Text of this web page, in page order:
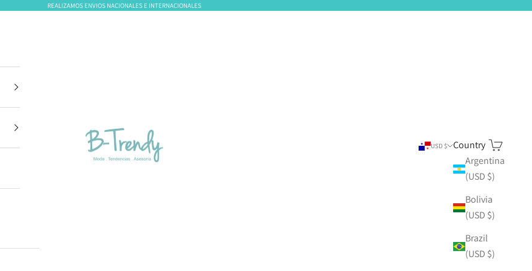
REALIZAMOS ENVIOS NACIONALES E INTERNACIONALES
B-Trendy Panamá
USD $
Country
Argentina
(USD $)
Bolivia
(USD $)
Brazil
(USD $)
Search
Cart